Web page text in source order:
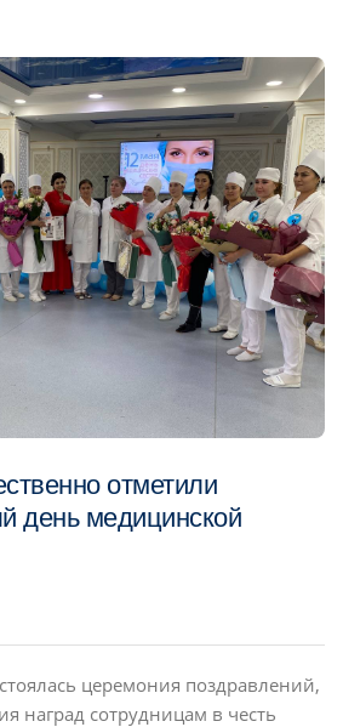
отметили
день медицинской
церемония поздравлений,
наград сотрудницам в честь